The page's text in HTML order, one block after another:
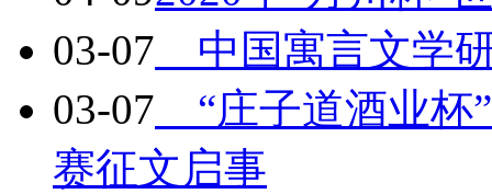
03-07 中国寓言文学
03-07 “庄子道酒业杯
赛征文启事